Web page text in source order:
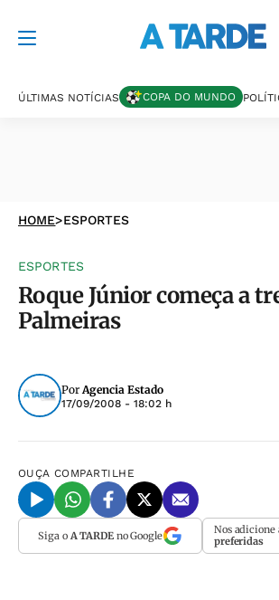
ÚLTIMAS NOTÍCIAS COPA DO MUNDO
HOME>ESPORTES
ESPORTES
Roque Júnior começa a
Palmeiras
PorAgencia Estado
17/09/2008 - 18:02 h
OUÇA COMPARTILHE
Siga o A TARDEno Google Nos adicione
preferidas